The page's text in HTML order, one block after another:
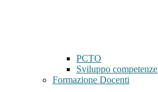
PCTO
Sviluppo competenze
Formazione Docenti